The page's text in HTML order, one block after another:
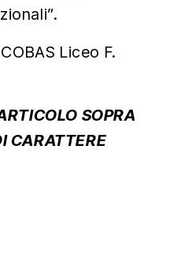
Liceo F.
SOPRA
CARATTERE